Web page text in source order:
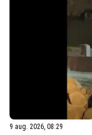
9 aug. 2026, 08:29